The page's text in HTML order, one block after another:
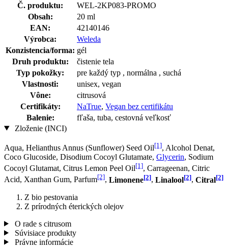
Č. produktu:
WEL-2KP083-PROMO
Obsah:
20 ml
EAN:
42140146
Výrobca:
Weleda
Konzistencia/forma: gél
Druh produktu:
čistenie tela
Typ pokožky:
pre každý typ , normálna , suchá
Vlastnosti:
unisex, vegan
Vône:
citrusová
Certifikáty:
NaTrue, Vegan bez certifikátu
Balenie:
fľaša, tuba, cestovná veľkosť
Zloženie (INCI)
Aqua, Helianthus Annus (Sunflower) Seed Oil[1], Alcohol Denat,
Coco Glucoside, Disodium Cocoyl Glutamate, Glycerin, Sodium
Cocoyl Glutamat, Citrus Lemon Peel Oil[1], Carrageenan, Citric
Acid, Xanthan Gum, Parfum[2], Limonene[2], Linalool[2], Citral[2]
Z bio pestovania
Z prírodných éterických olejov
O rade s citrusom
Súvisiace produkty
Právne informácie